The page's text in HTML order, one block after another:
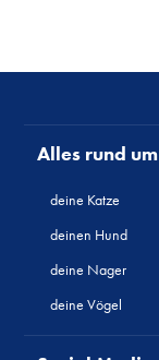
Alles rund um
deine Katze
deinen Hund
deine Nager
deine Vögel